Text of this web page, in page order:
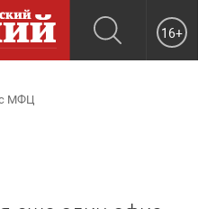
16+
МФЦ